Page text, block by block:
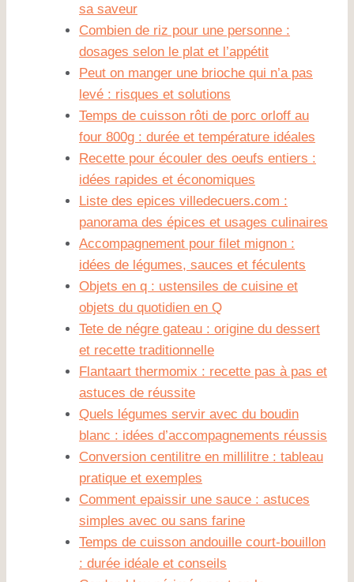
sa saveur
Combien de riz pour une personne :
dosages selon le plat et l’appétit
Peut on manger une brioche qui n’a pas
levé : risques et solutions
Temps de cuisson rôti de porc orloff au
four 800g : durée et température idéales
Recette pour écouler des oeufs entiers :
idées rapides et économiques
Liste des epices villedecuers.com :
panorama des épices et usages culinaires
Accompagnement pour filet mignon :
idées de légumes, sauces et féculents
Objets en q : ustensiles de cuisine et
objets du quotidien en Q
Tete de négre gateau : origine du dessert
et recette traditionnelle
Flantaart thermomix : recette pas à pas et
astuces de réussite
Quels légumes servir avec du boudin
blanc : idées d’accompagnements réussis
Conversion centilitre en millilitre : tableau
pratique et exemples
Comment epaissir une sauce : astuces
simples avec ou sans farine
Temps de cuisson andouille court-bouillon
: durée idéale et conseils